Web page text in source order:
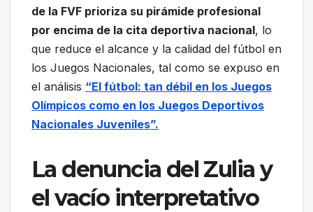
de la FVF prioriza su pirámide profesional
por encima de la cita deportiva nacional, lo
que reduce el alcance y la calidad del fútbol en
los Juegos Nacionales, tal como se expuso en
el análisis “El fútbol: tan débil en los Juegos
Olímpicos como en los Juegos Deportivos
Nacionales Juveniles”.
La denuncia del Zulia y
el vacío interpretativo